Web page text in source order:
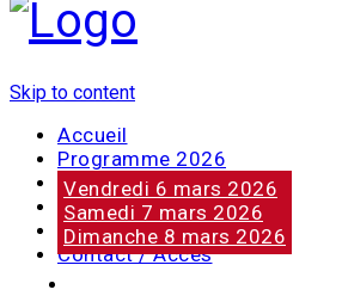
Skip to content
Accueil
Programme 2026
Vendredi 6 mars 2026
Samedi 7 mars 2026
Dimanche 8 mars 2026
Notre marraine
Nos partenaires
Photos
Contact / Accès